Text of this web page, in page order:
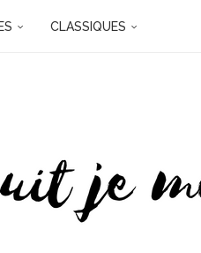
CLASSIQUES